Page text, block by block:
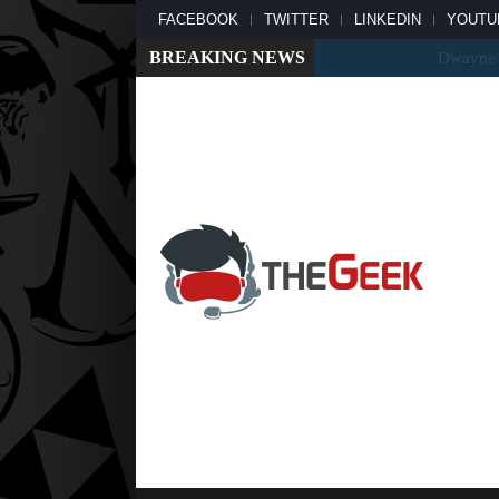
FACEBOOK TWITTER LINKEDIN
BREAKING NEWS Dwayne Johnson